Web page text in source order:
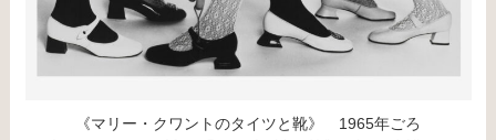
《マリー・クワントのタイツと靴》 1965年ごろ